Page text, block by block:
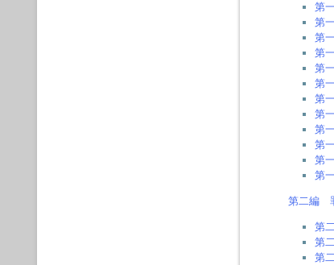
第
第
第
第
第
第
第
第
第
第
第
第
第二編
第
第
第